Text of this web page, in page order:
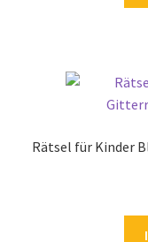
Rätsel für Kinder